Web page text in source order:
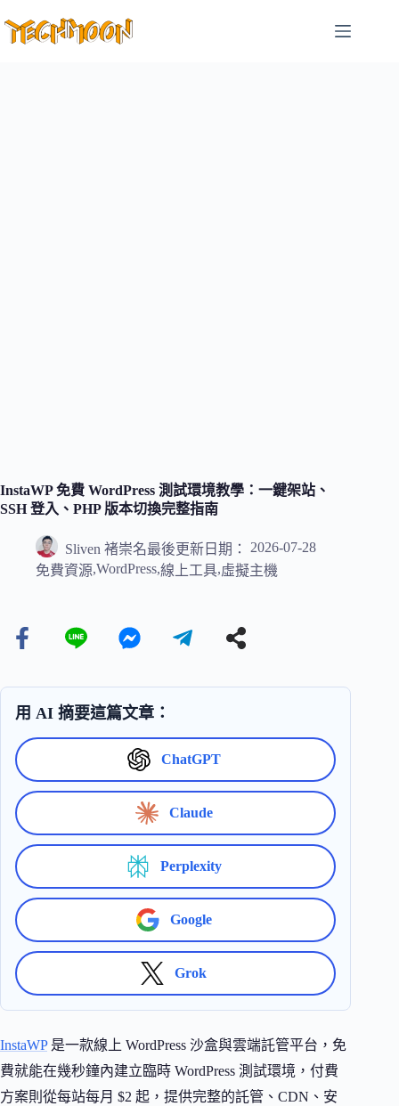
至
InstaWP 免費 WordPress 測試環境教學：一鍵架站、
SSH 登入、PHP 版本切換完整指南
Sliven 褚崇名最後更新日期：
2026-07-28
免費資源,WordPress,線上工具,虛擬主機
用 AI 摘要這篇文章：
ChatGPT
Claude
Perplexity
Google
Grok
InstaWP是一款線上 WordPress 沙盒與雲端託管平台，免
費就能在幾秒鐘內建立臨時 WordPress 測試環境，付費
方案則從每站每月 $2 起，提供完整的託管、CDN、安